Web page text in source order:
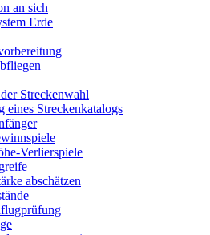
an sich
Erde
Streckenwahl
eines Streckenkatalogs
Verlierspiele
abschätzen